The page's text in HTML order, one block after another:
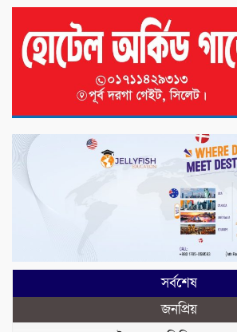
সর্বশেষ
জনপ্রিয়